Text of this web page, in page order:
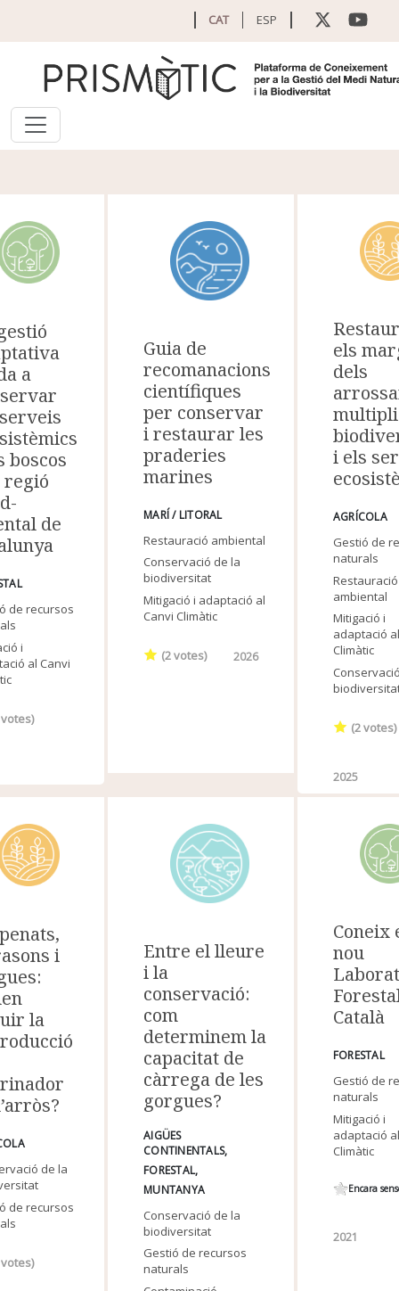
CAT ESP
a
boscos
regió
de
de recursos
i
al Canvi
Guia de
recomanacions
científiques
per conservar
i restaurar les
praderies
marines
MARÍ / LITORAL
Restauració ambiental
Conservació de la
biodiversitat
Mitigació i adaptació al
Canvi Climàtic
(2votes) 2026
els
dels
i els
AGRÍCOLA
Gestió de
naturals
Restauració
ambiental
Mitigació i
adaptació
Climàtic
(2votes)
2025
i
la
de la
de recursos
Entre el lleure
i la
conservació:
com
determinem la
capacitat de
càrrega de les
gorgues?
AIGÜES
CONTINENTALS
FORESTAL
MUNTANYA
Conservació de la
biodiversitat
Gestió de recursos
naturals
Coneix
nou
Català
FORESTAL
Gestió de
naturals
Mitigació i
adaptació
Climàtic
Encara
2021